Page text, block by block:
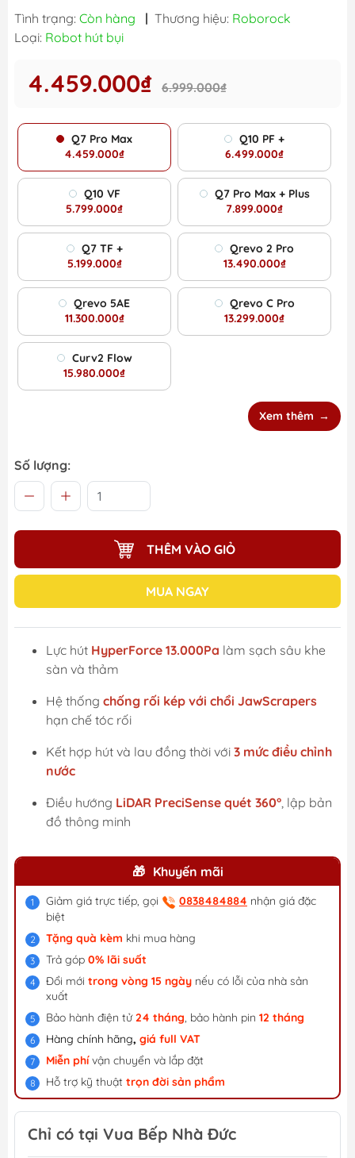
Tình trạng: Còn hàng | Thương hiệu: Roborock
Loại: Robot hút bụi
4.459.000₫ 6.999.000₫
Q7 Pro Max
4.459.000₫
Q10 PF +
6.499.000₫
Q10 VF
5.799.000₫
Q7 Pro Max + Plus
7.899.000₫
Q7 TF +
5.199.000₫
Qrevo 2 Pro
13.490.000₫
Qrevo 5AE
11.300.000₫
Qrevo C Pro
13.299.000₫
Curv2 Flow
15.980.000₫
Xem thêm
Số lượng:
THÊM VÀO GIỎ
MUA NGAY
Lực hút HyperForce 13.000Pa làm sạch sâu khe
sàn và thảm
Hệ thống chống rối kép với chổi JawScrapers
hạn chế tóc rối
Kết hợp hút và lau đồng thời với 3 mức điều chỉnh
nước
Điều hướng LiDAR PreciSense quét 360°, lập bản
đồ thông minh
Khuyến mãi
Giảm giá trực tiếp, gọi 0838484884 nhận giá đặc
biệt
Tặng quà kèm khi mua hàng
Trả góp 0% lãi suất
Đổi mới trong vòng 15 ngày nếu có lỗi của nhà sản
xuất
Bảo hành điện tử24 tháng, bảo hành pin 12 tháng
Hàng chính hãng, giá full VAT
Miễn phívận chuyển và lắp đặt
Hỗ trợ kỹ thuật trọn đời sản phẩm
Chỉ có tại Vua Bếp Nhà Đức